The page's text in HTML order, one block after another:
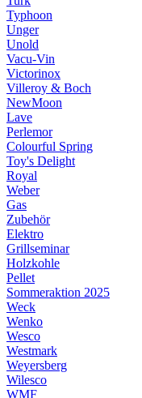
Typhoon
Unger
Unold
Vacu-Vin
Victorinox
Villeroy & Boch
NewMoon
Lave
Perlemor
Colourful Spring
Toy's Delight
Royal
Weber
Gas
Zubehör
Elektro
Grillseminar
Holzkohle
Pellet
Sommeraktion 2025
Weck
Wenko
Wesco
Westmark
Weyersberg
Wilesco
WMF